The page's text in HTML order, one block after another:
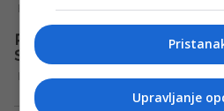
Upravljanje